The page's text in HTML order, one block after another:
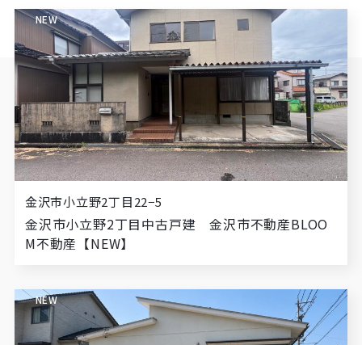
金沢市小立野2丁目22−5
金沢市小立野2丁目中古戸建 金沢市不動産BLOO
M不動産【NEW】
NEW
NEW